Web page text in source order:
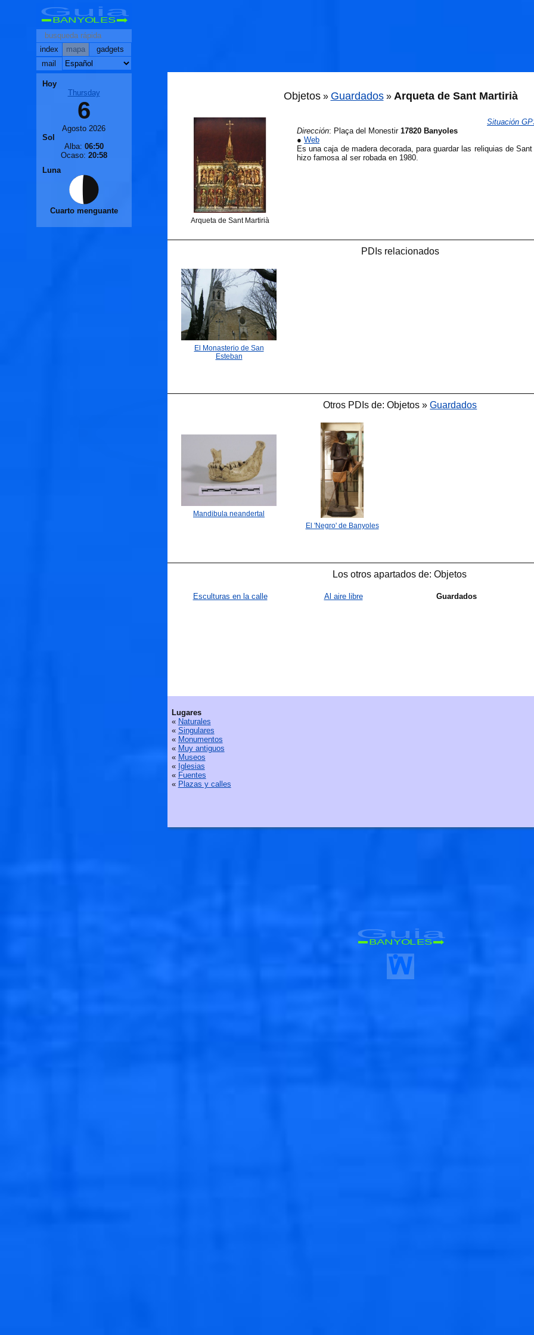
Objetos» Guardados» Arqueta de Sant Martirià
Arqueta de Sant Martirià
Situación
Dirección: Plaça del Monestir 17820 Banyoles
● Web
Es una caja de madera decorada, para guardar las reliquias de
hizo famosa al ser robada en 1980.
PDIs relacionados
El Monasterio de San
Esteban
Otros PDIs de: Objetos »Guardados
Mandibula neandertal
El 'Negro' de Banyoles
Los otros apartados de: Objetos
Esculturas en la calle Al aire libre Guardados
Lugares
« Naturales
« Singulares
« Monumentos
« Muy antiguos
« Museos
« Iglesias
« Fuentes
« Plazas y calles
Guia
BANYOLES
Guia
BANYOLES
index mapa
gadgets
mail
Hoy
Thursday
6
Agosto 2026
Sol
Alba: 06:50
Ocaso: 20:58
Luna
Cuarto menguante
🐟